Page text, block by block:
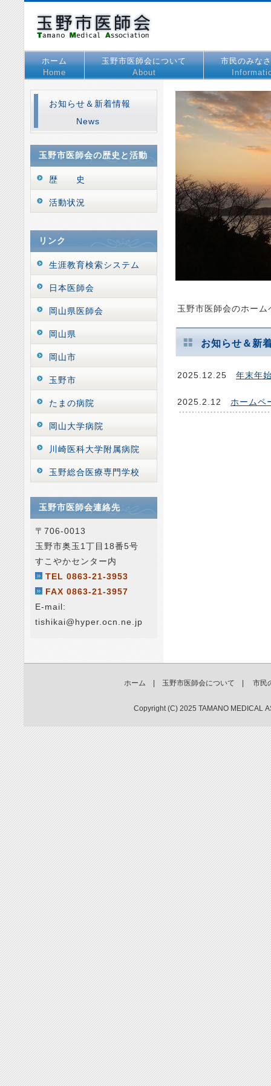
ホーム
Home
玉野市医師会について
About
市民のみな
玉野市医師会のホー
お知らせ＆新
2025.12.25 年末年
2025.2.12 ホームペ
お知らせ＆新着情報
News
玉野市医師会の歴史と活動
歴 史
活動状況
リンク
生涯教育検索システム
日本医師会
岡山県医師会
岡山県
岡山市
玉野市
たまの病院
岡山大学病院
川崎医科大学附属病院
玉野総合医療専門学校
玉野市医師会連絡先
〒706-0013
玉野市奥玉1丁目18番5号
すこやかセンター内
TEL 0863-21-3953
FAX 0863-21-3957
E-mail:
tishikai@hyper.ocn.ne.jp
ホーム 玉野市医師会について 市民
Copyright (C) 2025 TAMANO